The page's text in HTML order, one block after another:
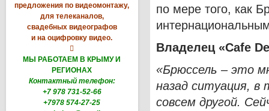
предложения по видеомонтажу,
для телеканалов,
свадебных видеографов
и на оцифровку видео.

МЫ РАБОТАЕМ В КРЫМУ И
РЕГИОНАХ
Контактный телефон:
+7 978 731-52-66
+7978 574-27-25
по мере того, как
Владелец «Cafe De
«Брюссель – это
назад ситуация, в
совсем другой.